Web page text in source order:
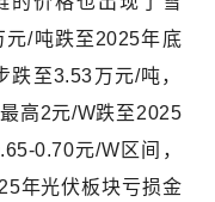
元/吨跌至2025年底
至3.53万元/吨，
高2元/W跌至2025
0.70元/W区间，
年光伏板块亏损金